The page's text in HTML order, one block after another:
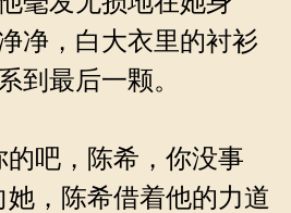
净，白大衣里的衬衫
到最后一颗。
吧，陈希，你没事
她，陈希借着他的力道